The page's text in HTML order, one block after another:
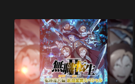
向かう。そしてそこで耳にする言葉
にルーデウスは愕然とする…。一方
のノルンもルーデウスという存在へ
の向き合いに悩んでいた…。【提
供：バンダイチャンネル】